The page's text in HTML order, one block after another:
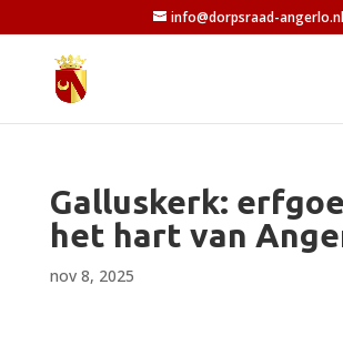
info@dorpsraad-angerlo.nl
Galluskerk:
het hart van
nov 8, 2025